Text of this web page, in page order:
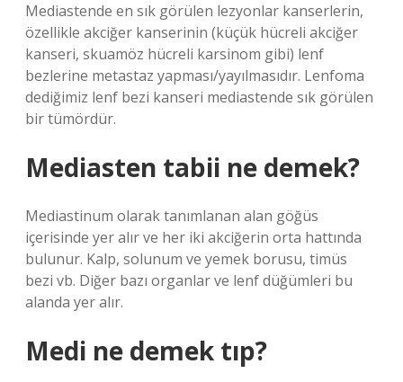
Mediastende en sık görülen lezyonlar kanserlerin,
özellikle akciğer kanserinin (küçük hücreli akciğer
kanseri, skuamöz hücreli karsinom gibi) lenf
bezlerine metastaz yapması/yayılmasıdır. Lenfoma
dediğimiz lenf bezi kanseri mediastende sık görülen
bir tümördür.
Mediasten tabii ne demek?
Mediastinum olarak tanımlanan alan göğüs
içerisinde yer alır ve her iki akciğerin orta hattında
bulunur. Kalp, solunum ve yemek borusu, timüs
bezi vb. Diğer bazı organlar ve lenf düğümleri bu
alanda yer alır.
Medi ne demek tıp?